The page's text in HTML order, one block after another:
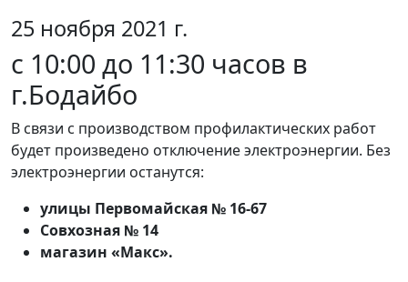
25 ноября 2021 г.
c 10:00 до 11:30 часов в
г.Бодайбо
В связи с производством профилактических работ
будет произведено отключение электроэнергии. Без
электроэнергии останутся:
улицы Первомайская № 16-67
Совхозная № 14
магазин «Макс».